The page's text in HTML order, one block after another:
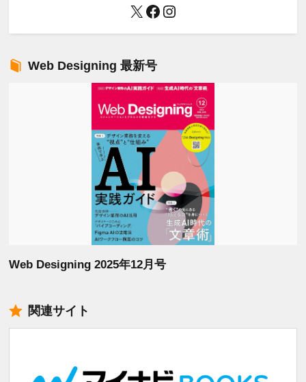
X Facebook
Instagram
Web Designing 最新号
Web Designing 2025年12月号
関連サイト